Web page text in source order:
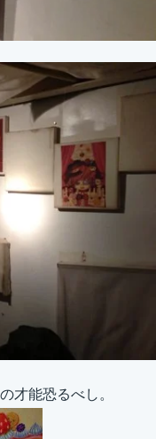
才能恐るべし。